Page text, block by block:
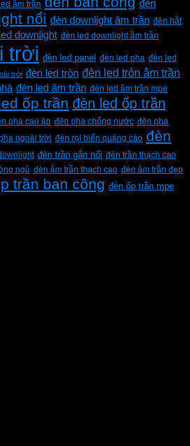
âm trần
đèn
nổi đèn downlight âm trần đèn hắt
downlight đèn led downlight âm trần
trời đèn led panel đèn led pha đèn led
trời đèn led tròn đèn led tròn âm trần
đèn led âm trần đèn led âm trần mpe
ốp trần đèn led ốp trần
pha cao áp đèn pha chống nước đèn pha
ngoài trời đèn rọi biển quảng cáo đèn
đèn trần gắn nổi đèn trần thạch cao
ngủ đèn âm trần thạch cao đèn âm trần đẹp
trần ban công đèn ốp trần mpe